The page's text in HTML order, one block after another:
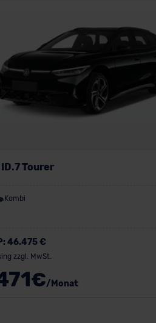
ID.7 Tourer
Kombi
46.475 €
zzgl. MwSt.
€/Monat